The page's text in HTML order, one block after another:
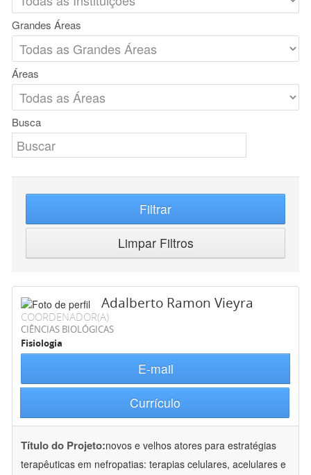
Grandes Áreas
Áreas
Busca
Filtrar
Limpar Filtros
Adalberto Ramon Vieyra
COORDENADOR(A)
CIÊNCIAS BIOLÓGICAS
Fisiologia
E-mail
Currículo
Título do Projeto:novos e velhos atores para estratégias
terapêuticas em nefropatias: terapias celulares, acelulares e